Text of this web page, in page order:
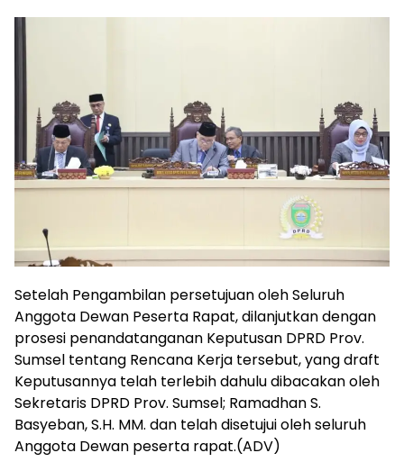
Setelah Pengambilan persetujuan oleh Seluruh
Anggota Dewan Peserta Rapat, dilanjutkan dengan
prosesi penandatanganan Keputusan DPRD Prov.
Sumsel tentang Rencana Kerja tersebut, yang draft
Keputusannya telah terlebih dahulu dibacakan oleh
Sekretaris DPRD Prov. Sumsel; Ramadhan S.
Basyeban, S.H. MM. dan telah disetujui oleh seluruh
Anggota Dewan peserta rapat.(ADV)